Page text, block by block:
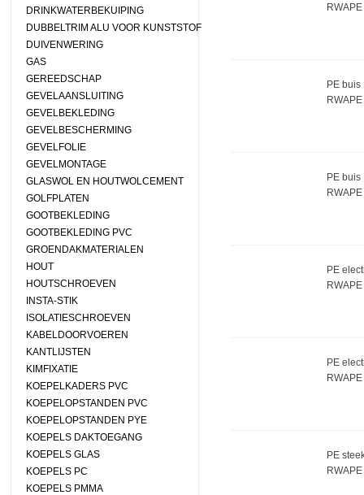
DRINKWATERBEKUIPING
DUBBELTRIM ALU VOOR KUNSTSTOF
DUIVENWERING
GAS
GEREEDSCHAP
GEVELAANSLUITING
GEVELBEKLEDING
GEVELBESCHERMING
GEVELFOLIE
GEVELMONTAGE
GLASWOL EN HOUTWOLCEMENT
GOLFPLATEN
GOOTBEKLEDING
GOOTBEKLEDING PVC
GROENDAKMATERIALEN
HOUT
HOUTSCHROEVEN
INSTA-STIK
ISOLATIESCHROEVEN
KABELDOORVOEREN
KANTLIJSTEN
KIMFIXATIE
KOEPELKADERS PVC
KOEPELOPSTANDEN PVC
KOEPELOPSTANDEN PYE
KOEPELS DAKTOEGANG
KOEPELS GLAS
KOEPELS PC
KOEPELS PMMA
PE buis
PE
PE
PE
PE